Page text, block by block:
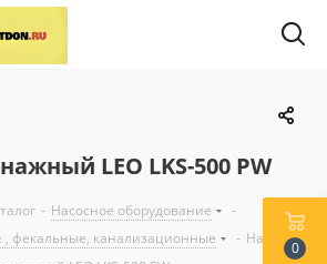
LEO LKS-500 PW
- Насосное оборудование
-
фекальные, канализационные
- Насос
0